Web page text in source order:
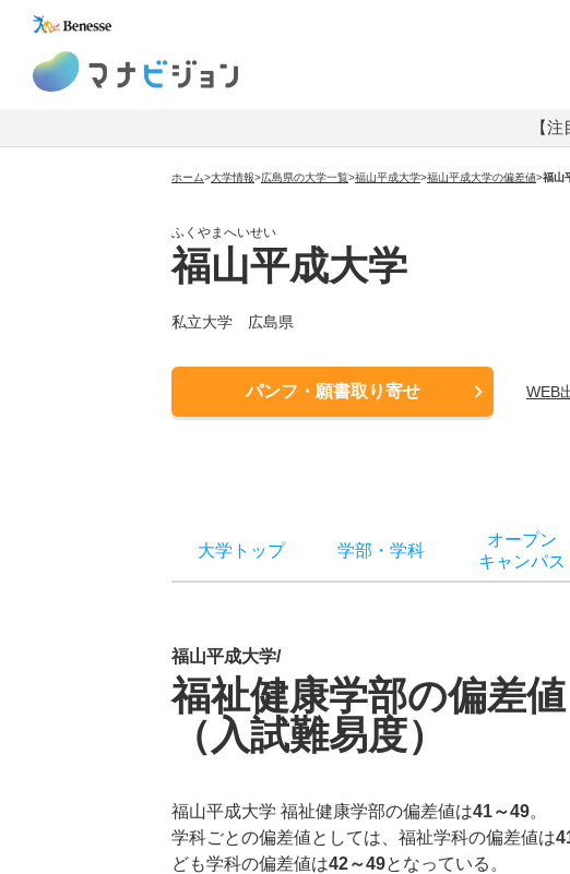
【
ホーム>大学情報>広島県の大学一覧>福山平成大学>福山平成大学の偏差値>福山
ふくやまへいせい
福山平成大学
私立大学 広島県
パンフ・願書取り寄せ WEB
大学トップ 学部 ・ 学科
オープン
キャンパス
福山平成大学/
福祉健康学部の偏差
（入試難易度）
福山平成大学 福祉健康学部の偏差値は41～49。
学科ごとの偏差値としては、福祉学科の偏差値は
ども学科の偏差値は42～49となっている。